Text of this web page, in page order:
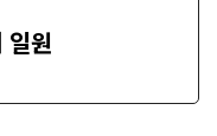
원